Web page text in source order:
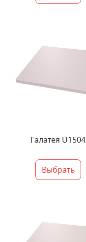
Галатея U1504
Выбрать